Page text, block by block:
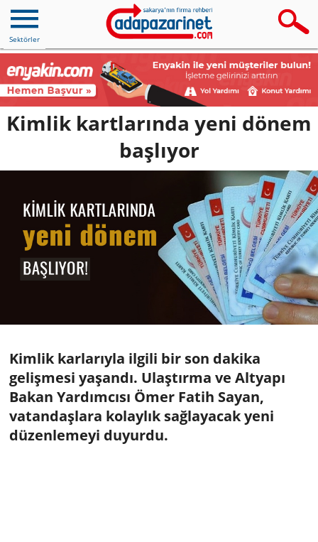
Sektörler
Kimlik kartlarında yeni dönem
başlıyor
Kimlik karlarıyla ilgili bir son dakika
gelişmesi yaşandı. Ulaştırma ve Altyapı
Bakan Yardımcısı Ömer Fatih Sayan,
vatandaşlara kolaylık sağlayacak yeni
düzenlemeyi duyurdu.